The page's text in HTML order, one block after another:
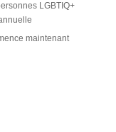
LGBTIQ+
maintenant